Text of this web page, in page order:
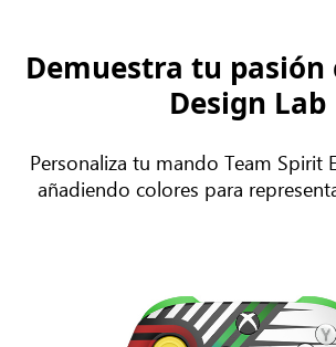
Demuestra tu pasión
Design Lab
Personaliza tu mando Team Spirit
añadiendo colores para